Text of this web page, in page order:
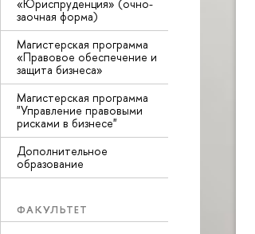
«Юриспруденция» (очно-
заочная форма)
Магистерская программа
«Правовое обеспечение и
защита бизнеса»
Магистерская программа
"Управление правовыми
рисками в бизнесе"
Дополнительное
образование
ФАКУЛЬТЕТ